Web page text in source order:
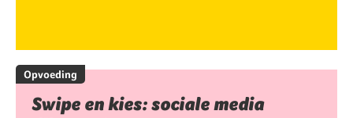
Opvoeding
Swipe en kies: sociale media